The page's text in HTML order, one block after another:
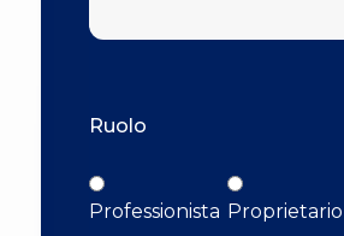
Ruolo
Professionista Proprietario